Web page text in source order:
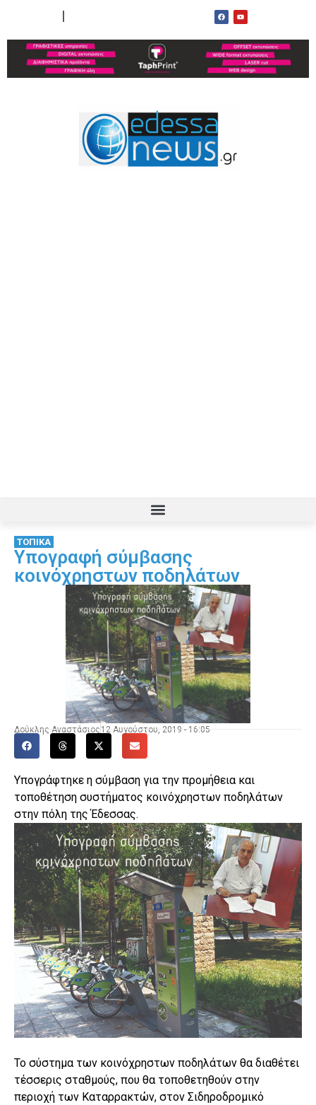
ΤΟΠΙΚΑ
Υπογραφή σύμβασης
κοινόχρηστων ποδηλάτων
Δούκλης Αναστάσιος 12 Αυγούστου, 2019 - 16:05
Υπογράφτηκε η σύμβαση για την προμήθεια και
τοποθέτηση συστήματος κοινόχρηστων ποδηλάτων
στην πόλη της Έδεσσας.
Το σύστημα των κοινόχρηστων ποδηλάτων θα διαθέτει
τέσσερις σταθμούς, που θα τοποθετηθούν στην
περιοχή των Καταρρακτών, στον Σιδηροδρομικό